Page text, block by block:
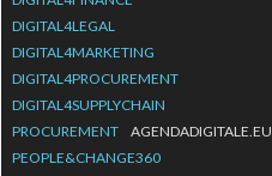
DIGITAL4LEGAL
DIGITAL4MARKETING
DIGITAL4PROCUREMENT
DIGITAL4SUPPLYCHAIN
PROCUREMENT
AGENDADIGITALE.EU
PEOPLE&CHANGE360